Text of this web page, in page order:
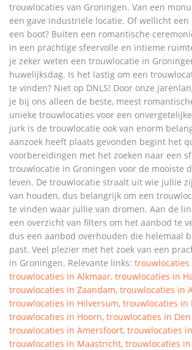
trouwlocaties van Groningen. Van een
een gave industriële locatie. Of wellicht
een boot? Buiten een romantische
in een prachtige sfeervolle en intieme
je zeker weten een trouwlocatie in
huwelijksdag. Is het lastig om een
te vinden? Niet op DNLS! Door onze
je bij ons alleen de beste, meest
unieke trouwlocaties voor een
jurk is de trouwlocatie ook van enorm
aanzoek heeft plaats gevonden begint het
voorbereidingen met het zoeken naar een
trouwlocatie in Groningen voor de mooiste
leven. De trouwlocatie straalt uit wie jullie
van houden, dus belangrijk om een
te vinden waar jullie van dromen. Aan de
een overzicht van filters om het aanbod te
dus een aanbod overhouden die helemaal
past. Veel plezier met het zoek van een
in Groningen. Relevante links:
trouwlocaties in Alkmaar, trouwlocaties in
trouwlocaties in Zaandam, trouwlocaties in
trouwlocaties in Hilversum, trouwlocaties in
trouwlocaties in Hoorn, trouwlocaties in Den
trouwlocaties in Amersfoort, trouwlocaties
trouwlocaties in Maastricht, trouwlocaties